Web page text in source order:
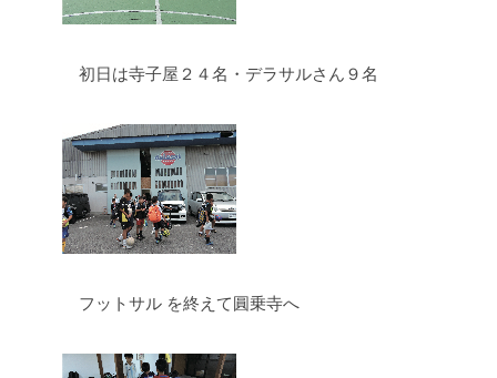
初日は寺子屋２４名・デラサルさん９名
フットサル を終えて圓乗寺へ